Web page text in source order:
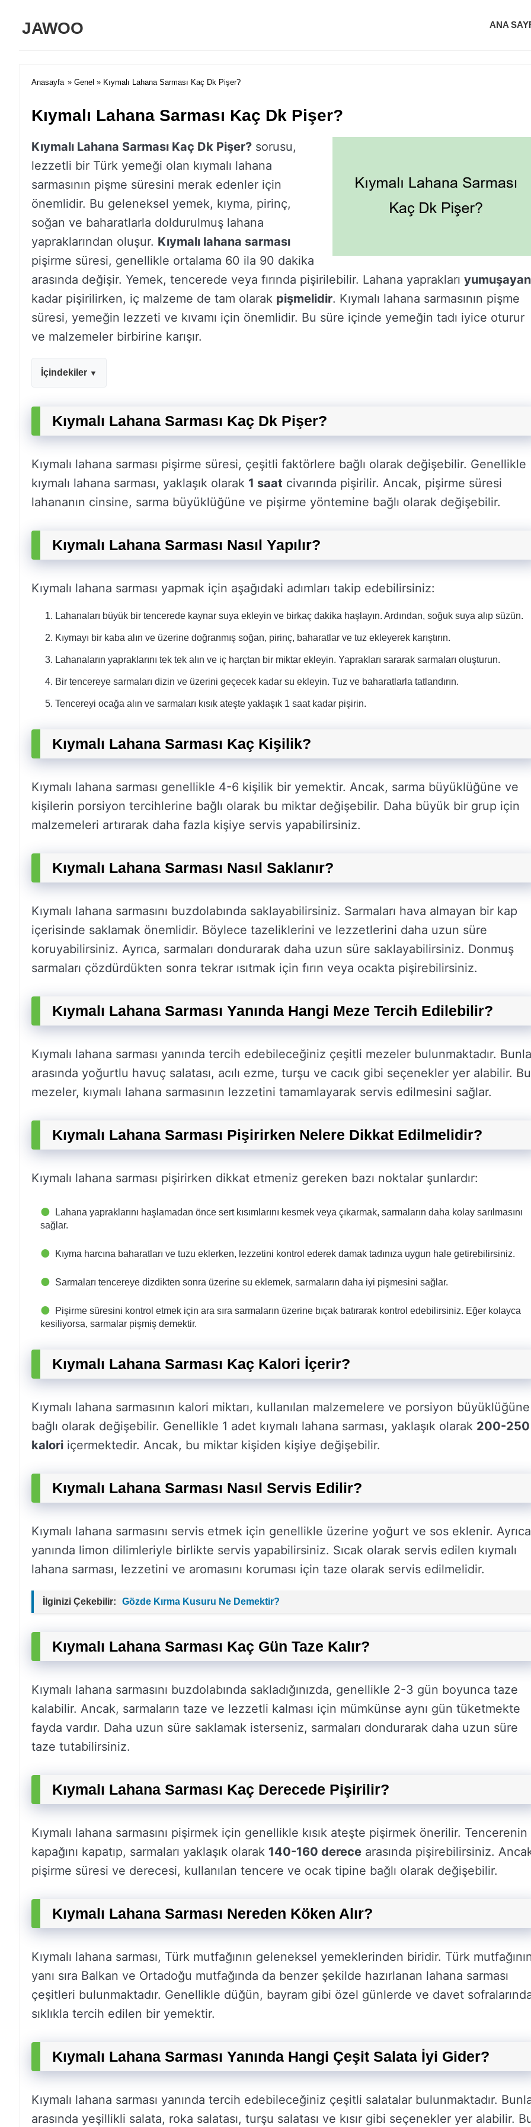
JAWOO ANA
Anasayfa » Genel » Kıymalı Lahana Sarması Kaç Dk Pişer?
Kıymalı Lahana Sarması Kaç Dk Pişer?
Kıymalı Lahana Sarması Kaç Dk Pişer? sorusu,
lezzetli bir Türk yemeği olan kıymalı lahana
sarmasının pişme süresini merak edenler için
önemlidir. Bu geleneksel yemek, kıyma, pirinç,
soğan ve baharatlarla doldurulmuş lahana
yapraklarından oluşur. Kıymalı lahana sarması
pişirme süresi, genellikle ortalama 60 ila 90 dakika
arasında değişir. Yemek, tencerede veya fırında pişirilebilir. Lahana yaprakları
kadar pişirilirken, iç malzeme de tam olarak pişmelidir. Kıymalı lahana sarmasının pişme
süresi, yemeğin lezzeti ve kıvamı için önemlidir. Bu süre içinde yemeğin tadı iyice oturur
ve malzemeler birbirine karışır.
İçindekiler
Kıymalı Lahana Sarması Kaç Dk Pişer?
Kıymalı lahana sarması pişirme süresi, çeşitli faktörlere bağlı olarak değişebilir. Genellikle
kıymalı lahana sarması, yaklaşık olarak 1 saat civarında pişirilir. Ancak, pişirme süresi
lahananın cinsine, sarma büyüklüğüne ve pişirme yöntemine bağlı olarak değişebilir.
Kıymalı Lahana Sarması Nasıl Yapılır?
Kıymalı lahana sarması yapmak için aşağıdaki adımları takip edebilirsiniz:
Lahanaları büyük bir tencerede kaynar suya ekleyin ve birkaç dakika haşlayın. Ardından, soğuk suya alıp süzün.
Kıymayı bir kaba alın ve üzerine doğranmış soğan, pirinç, baharatlar ve tuz ekleyerek karıştırın.
Lahanaların yapraklarını tek tek alın ve iç harçtan bir miktar ekleyin. Yaprakları sararak sarmaları oluşturun.
Bir tencereye sarmaları dizin ve üzerini geçecek kadar su ekleyin. Tuz ve baharatlarla tatlandırın.
Tencereyi ocağa alın ve sarmaları kısık ateşte yaklaşık 1 saat kadar pişirin.
Kıymalı Lahana Sarması Kaç Kişilik?
Kıymalı lahana sarması genellikle 4-6 kişilik bir yemektir. Ancak, sarma büyüklüğüne ve
kişilerin porsiyon tercihlerine bağlı olarak bu miktar değişebilir. Daha büyük bir grup için
malzemeleri artırarak daha fazla kişiye servis yapabilirsiniz.
Kıymalı Lahana Sarması Nasıl Saklanır?
Kıymalı lahana sarmasını buzdolabında saklayabilirsiniz. Sarmaları hava almayan bir kap
içerisinde saklamak önemlidir. Böylece tazeliklerini ve lezzetlerini daha uzun süre
koruyabilirsiniz. Ayrıca, sarmaları dondurarak daha uzun süre saklayabilirsiniz. Donmuş
sarmaları çözdürdükten sonra tekrar ısıtmak için fırın veya ocakta pişirebilirsiniz.
Kıymalı Lahana Sarması Yanında Hangi Meze Tercih Edilebilir?
Kıymalı lahana sarması yanında tercih edebileceğiniz çeşitli mezeler bulunmaktadır.
arasında yoğurtlu havuç salatası, acılı ezme, turşu ve cacık gibi seçenekler yer alabilir. Bu
mezeler, kıymalı lahana sarmasının lezzetini tamamlayarak servis edilmesini sağlar.
Kıymalı Lahana Sarması Pişirirken Nelere Dikkat Edilmelidir?
Kıymalı lahana sarması pişirirken dikkat etmeniz gereken bazı noktalar şunlardır:
Lahana yapraklarını haşlamadan önce sert kısımlarını kesmek veya çıkarmak, sarmaların daha kolay sarılmasını
sağlar.
Kıyma harcına baharatları ve tuzu eklerken, lezzetini kontrol ederek damak tadınıza uygun hale getirebilirsiniz.
Sarmaları tencereye dizdikten sonra üzerine su eklemek, sarmaların daha iyi pişmesini sağlar.
Pişirme süresini kontrol etmek için ara sıra sarmaların üzerine bıçak batırarak kontrol edebilirsiniz. Eğer kolayca
kesiliyorsa, sarmalar pişmiş demektir.
Kıymalı Lahana Sarması Kaç Kalori İçerir?
Kıymalı lahana sarmasının kalori miktarı, kullanılan malzemelere ve porsiyon büyüklüğüne
bağlı olarak değişebilir. Genellikle 1 adet kıymalı lahana sarması, yaklaşık olarak 200-250
kalori içermektedir. Ancak, bu miktar kişiden kişiye değişebilir.
Kıymalı Lahana Sarması Nasıl Servis Edilir?
Kıymalı lahana sarmasını servis etmek için genellikle üzerine yoğurt ve sos eklenir. Ayrıca
yanında limon dilimleriyle birlikte servis yapabilirsiniz. Sıcak olarak servis edilen kıymalı
lahana sarması, lezzetini ve aromasını koruması için taze olarak servis edilmelidir.
İlginizi Çekebilir: Gözde Kırma Kusuru Ne Demektir?
Kıymalı Lahana Sarması Kaç Gün Taze Kalır?
Kıymalı lahana sarmasını buzdolabında sakladığınızda, genellikle 2-3 gün boyunca taze
kalabilir. Ancak, sarmaların taze ve lezzetli kalması için mümkünse aynı gün tüketmekte
fayda vardır. Daha uzun süre saklamak isterseniz, sarmaları dondurarak daha uzun süre
taze tutabilirsiniz.
Kıymalı Lahana Sarması Kaç Derecede Pişirilir?
Kıymalı lahana sarmasını pişirmek için genellikle kısık ateşte pişirmek önerilir. Tencerenin
kapağını kapatıp, sarmaları yaklaşık olarak 140-160 derece arasında pişirebilirsiniz.
pişirme süresi ve derecesi, kullanılan tencere ve ocak tipine bağlı olarak değişebilir.
Kıymalı Lahana Sarması Nereden Köken Alır?
Kıymalı lahana sarması, Türk mutfağının geleneksel yemeklerinden biridir. Türk
yanı sıra Balkan ve Ortadoğu mutfağında da benzer şekilde hazırlanan lahana sarması
çeşitleri bulunmaktadır. Genellikle düğün, bayram gibi özel günlerde ve davet
sıklıkla tercih edilen bir yemektir.
Kıymalı Lahana Sarması Yanında Hangi Çeşit Salata İyi Gider?
Kıymalı lahana sarması yanında tercih edebileceğiniz çeşitli salatalar bulunmaktadır.
arasında yeşillikli salata, roka salatası, turşu salatası ve kısır gibi seçenekler yer alabilir.